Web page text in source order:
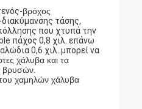
βρόχος
διακύμανσης τάσης,
που χτυπά την
πάχος 0,8 χιλ. επάνω
0,6 χιλ. μπορεί να
χάλυβα και τα
βρυσών.
χαμηλών χάλυβα